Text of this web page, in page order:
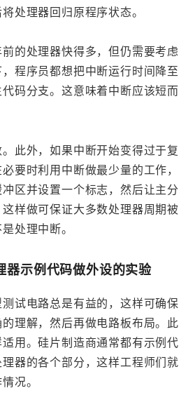
处理器回归原程序状态。
的处理器快得多，但仍需要考虑
程序员都想把中断运行时间降至
码分支。这意味着中断应该短而
此外，如果中断开始变得过于复
要时利用中断做最少量的工作，
区并设置一个标志，然后让主分
样做可保证大多数处理器周期被
处理中断。
器示例代码做外设的实验
试电路总是有益的，这样可确保
理解，然后再做电路板布局。此
用。硅片制造商通常都有示例代
器的各个部分，这样工程师们就
况。